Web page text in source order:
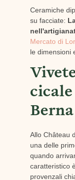
Ceramiche
su facciate:
Mercato di
le dimensioni
Berna
Allo Château
una delle
quando
caratteristico
provenzali